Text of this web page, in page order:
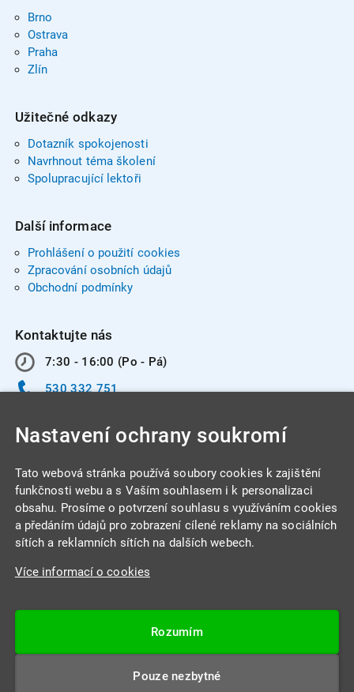
Brno
Ostrava
Praha
Zlín
Užitečné odkazy
Dotazník spokojenosti
Navrhnout téma školení
Spolupracující lektoři
Další informace
Prohlášení o použití cookies
Zpracování osobních údajů
Obchodní podmínky
Kontaktujte nás
7:30 - 16:00 (Po - Pá)
530 332 751
INTEGRA CENTRUM s.r.o.
Jabloňová 662/7
Datová schránka: 4beca6d
Nastavení ochrany soukromí
Tato webová stránka používá soubory cookies k zajištění
funkčnosti webu a s Vaším souhlasem i k personalizaci
obsahu. Prosíme o potvrzení souhlasu s využíváním cookies
a předáním údajů pro zobrazení cílené reklamy na sociálních
sítích a reklamních sítích na dalších webech.
Více informací o cookies
Rozumím
Pouze nezbytné